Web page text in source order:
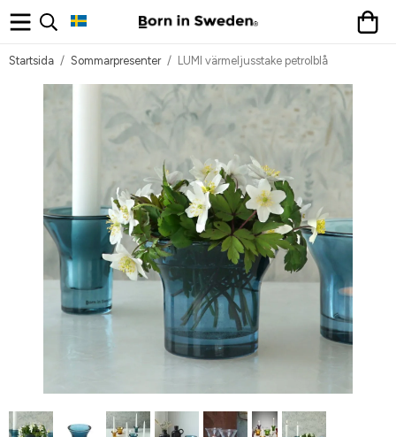
Startsida / Sommarpresenter / LUMI värmeljusstake petrolblå